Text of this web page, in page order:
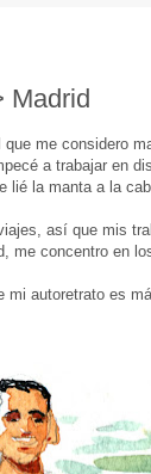
Madrid
me considero
a trabajar en
lié la manta a la
así que mis
me concentro en
autoretrato es